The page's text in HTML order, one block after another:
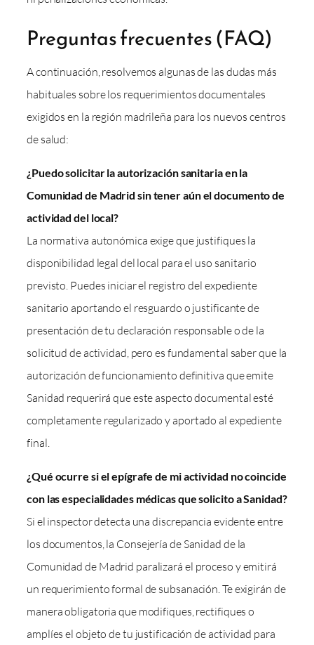
Preguntas frecuentes (FAQ)
A continuación, resolvemos algunas de las dudas más
habituales sobre los requerimientos documentales
exigidos en la región madrileña para los nuevos centros
de salud:
¿Puedo solicitar la autorización sanitaria en la
Comunidad de Madrid sin tener aún el documento de
actividad del local?
La normativa autonómica exige que justifiques la
disponibilidad legal del local para el uso sanitario
previsto. Puedes iniciar el registro del expediente
sanitario aportando el resguardo o justificante de
presentación de tu declaración responsable o de la
solicitud de actividad, pero es fundamental saber que la
autorización de funcionamiento definitiva que emite
Sanidad requerirá que este aspecto documental esté
completamente regularizado y aportado al expediente
final.
¿Qué ocurre si el epígrafe de mi actividad no coincide
con las especialidades médicas que solicito a Sanidad?
Si el inspector detecta una discrepancia evidente entre
los documentos, la Consejería de Sanidad de la
Comunidad de Madrid paralizará el proceso y emitirá
un requerimiento formal de subsanación. Te exigirán de
manera obligatoria que modifiques, rectifiques o
amplíes el objeto de tu justificación de actividad para